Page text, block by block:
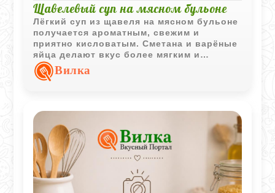
Щавелевый суп на мясном бульоне
Лёгкий суп из щавеля на мясном бульоне
получается ароматным, свежим и
приятно кисловатым. Сметана и варёные
яйца делают вкус более мягким и
сбалансированным.
Вилка